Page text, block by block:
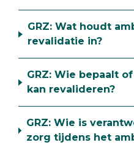
GRZ: Wat houdt
revalidatie in?
GRZ: Wie bepaalt
kan revalideren?
GRZ: Wie is
zorg tijdens het